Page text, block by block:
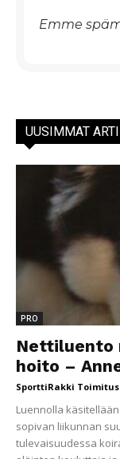
Emme
UUSIMMAT
PRO
Nettiluento
hoito –
SporttiRakki Toimitus
Luennolla
sopivan liikunnan
tulevaisuudessa